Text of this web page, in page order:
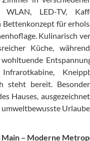
WLAN, LED-TV,
für
Kulinarisch
Küche,
steht bereit.
Hauses,
– Moderne